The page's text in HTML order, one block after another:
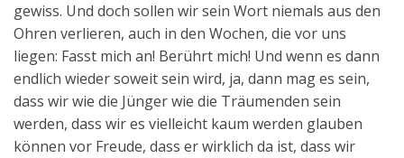
gewiss. Und doch sollen wir sein Wort niemals aus den
Ohren verlieren, auch in den Wochen, die vor uns
liegen: Fasst mich an! Berührt mich! Und wenn es dann
endlich wieder soweit sein wird, ja, dann mag es sein,
dass wir wie die Jünger wie die Träumenden sein
werden, dass wir es vielleicht kaum werden glauben
können vor Freude, dass er wirklich da ist, dass wir